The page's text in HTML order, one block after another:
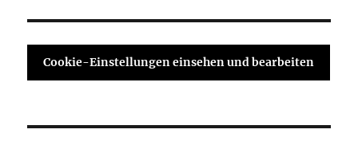
Cookie-Einstellungen einsehen und bearbeiten